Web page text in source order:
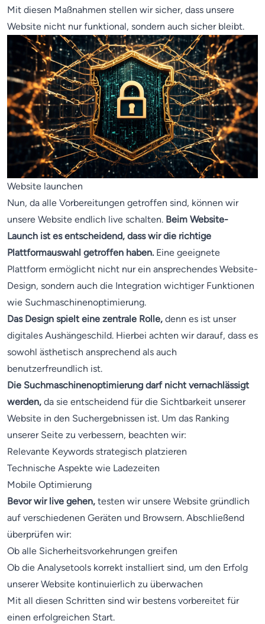
Mit diesen Maßnahmen stellen wir sicher, dass unsere
Website nicht nur funktional, sondern auch sicher bleibt.
Website launchen
Nun, da alle Vorbereitungen getroffen sind, können wir
unsere Website endlich live schalten. Beim Website-
Launch ist es entscheidend, dass wir die richtige
Plattformauswahl getroffen haben. Eine geeignete
Plattform ermöglicht nicht nur ein ansprechendes Website-
Design, sondern auch die Integration wichtiger Funktionen
wie Suchmaschinenoptimierung.
Das Design spielt eine zentrale Rolle, denn es ist unser
digitales Aushängeschild. Hierbei achten wir darauf, dass es
sowohl ästhetisch ansprechend als auch
benutzerfreundlich ist.
Die Suchmaschinenoptimierung darf nicht vernachlässigt
werden, da sie entscheidend für die Sichtbarkeit unserer
Website in den Suchergebnissen ist. Um das Ranking
unserer Seite zu verbessern, beachten wir:
Relevante Keywords strategisch platzieren
Technische Aspekte wie Ladezeiten
Mobile Optimierung
Bevor wir live gehen, testen wir unsere Website gründlich
auf verschiedenen Geräten und Browsern. Abschließend
überprüfen wir:
Ob alle Sicherheitsvorkehrungen greifen
Ob die Analysetools korrekt installiert sind, um den Erfolg
unserer Website kontinuierlich zu überwachen
Mit all diesen Schritten sind wir bestens vorbereitet für
einen erfolgreichen Start.